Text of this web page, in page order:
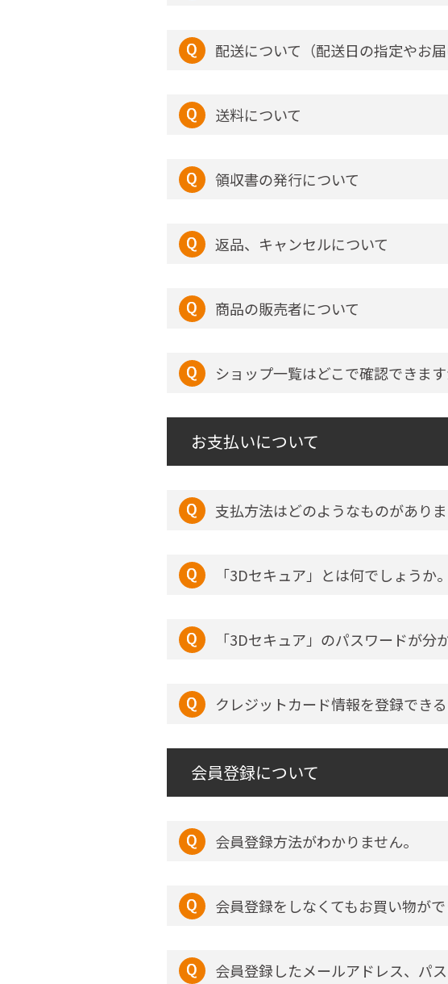
配送について（配送日の指定やお届
送料について
領収書の発行について
返品、キャンセルについて
商品の販売者について
ショップ一覧はどこで確認できま
お支払いについて
支払方法はどのようなものがありま
「3Dセキュア」とは何でしょうか。
「3Dセキュア」のパスワードが分
クレジットカード情報を登録でき
会員登録について
会員登録方法がわかりません。
会員登録をしなくてもお買い物がで
会員登録したメールアドレス、パ